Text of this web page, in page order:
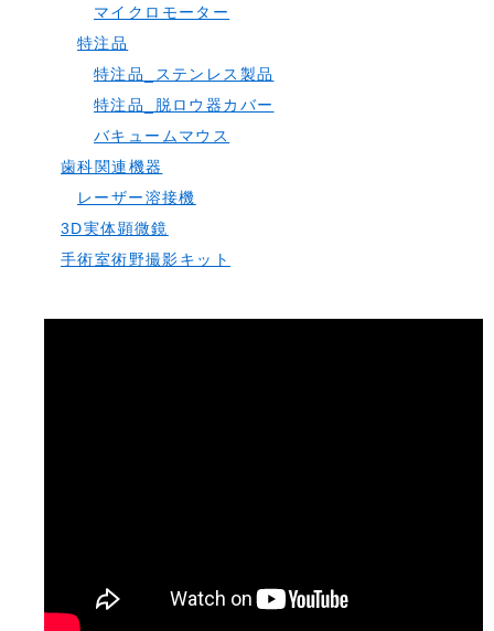
マイクロモーター
特注品
特注品_ステンレス製品
特注品_脱ロウ器カバー
バキュームマウス
歯科関連機器
レーザー溶接機
3D実体顕微鏡
手術室術野撮影キット